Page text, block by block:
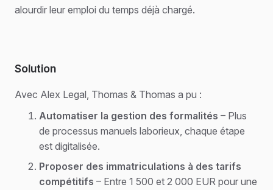
alourdir leur emploi du temps déjà chargé.
Solution
Avec Alex Legal, Thomas & Thomas a pu :
Automatiser la gestion des formalités – Plus
de processus manuels laborieux, chaque étape
est digitalisée.
Proposer des immatriculations à des tarifs
compétitifs – Entre 1 500 et 2 000 EUR pour une